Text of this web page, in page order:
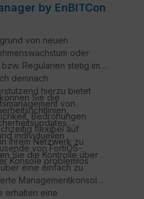
by EnBITCon
von neuen
oder
Regularien stetig im
demnach
hierzu bietet
von
Bedrohungen
flexibel auf
Ihrem Netzwerk zu
Sie die
individuellen
von FortiOS-
Konsole problemlos
Sie die Kontrolle über
eine einfach zu
Managementkonsole
erhalten eine